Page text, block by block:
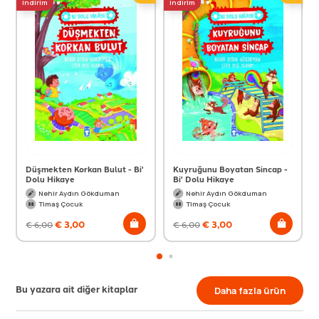
indirim
Düşmekten Korkan Bulut - Bi'
Dolu Hikaye
Nehir Aydın Gökduman
Timaş Çocuk
€6,00€ 3,00
indirim
Kuyruğunu Boyatan Sincap -
Bi' Dolu Hikaye
Nehir Aydın Gökduman
Timaş Çocuk
€6,00€3,00
Bu yazara ait diğer kitaplar Daha fazla ürün